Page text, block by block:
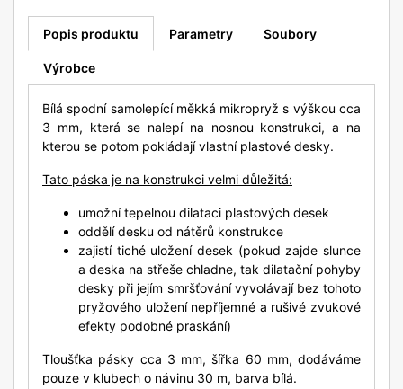
Popis produktu Parametry Soubory
Výrobce
Bílá spodní samolepící měkká mikropryž s výškou cca
3 mm, která se nalepí na nosnou konstrukci, a na
kterou se potom pokládají vlastní plastové desky.
Tato páska je na konstrukci velmi důležitá:
umožní tepelnou dilataci plastových desek
oddělí desku od nátěrů konstrukce
zajistí tiché uložení desek (pokud zajde slunce
a deska na střeše chladne, tak dilatační pohyby
desky při jejím smršťování vyvolávají bez tohoto
pryžového uložení nepříjemné a rušivé zvukové
efekty podobné praskání)
Tloušťka pásky cca 3 mm, šířka 60 mm, dodáváme
pouze v klubech o návinu 30 m, barva bílá.